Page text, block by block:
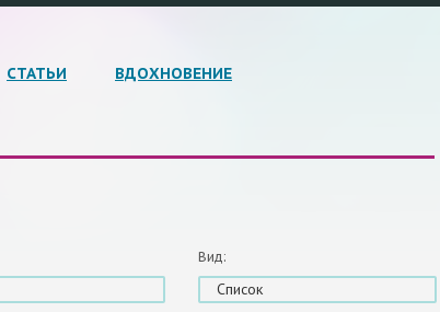
СТАТЬИ ВДОХНОВЕНИЕ
Вид:
Список